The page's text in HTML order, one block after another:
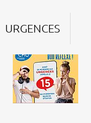
URGENCES